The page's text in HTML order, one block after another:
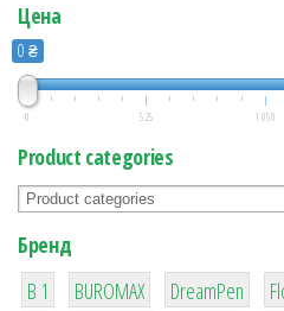
Цена
0 ₴
0 525 1 050
Product categories
Бренд
B 1
1
BUROMAX
1
DreamPen